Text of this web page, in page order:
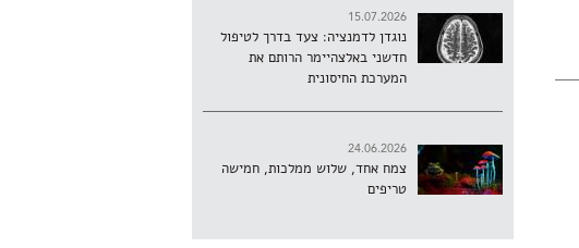
15.07.2026
נוגדן לדמנציה: צעד בדרך לטיפול
חדשני באלצהיימר הרותם את
המערכת החיסונית
24.06.2026
צמח אחד, שלוש ממלכות, חמישה
טריפים